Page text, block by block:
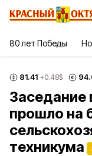
80 лет Победы
81.41 +0.48$
Заседание
прошло на
техникума